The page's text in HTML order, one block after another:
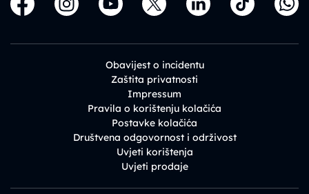
Obavijest o incidentu
Zaštita privatnosti
Impressum
Pravila o korištenju kolačića
Postavke kolačića
Društvena odgovornost i održivost
Uvjeti korištenja
Uvjeti prodaje